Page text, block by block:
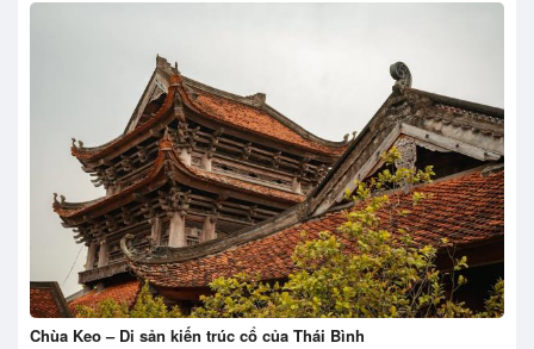
Chùa Keo – Di sản kiến trúc cổ của Thái Bình